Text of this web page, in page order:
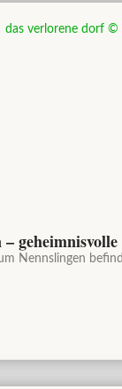
Nennslingen